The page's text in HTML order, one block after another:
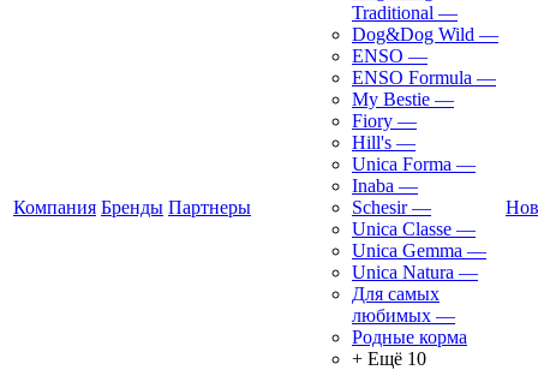
Компания Бренды Партнеры
Traditional —
Dog&Dog Wild —
ENSO —
ENSO Formula —
My Bestie —
Fiory —
Hill's —
Unica Forma —
Inaba —
Schesir —
Unica Classe —
Unica Gemma —
Unica Natura —
Для самых
любимых —
Родные корма
+ Ещё 10